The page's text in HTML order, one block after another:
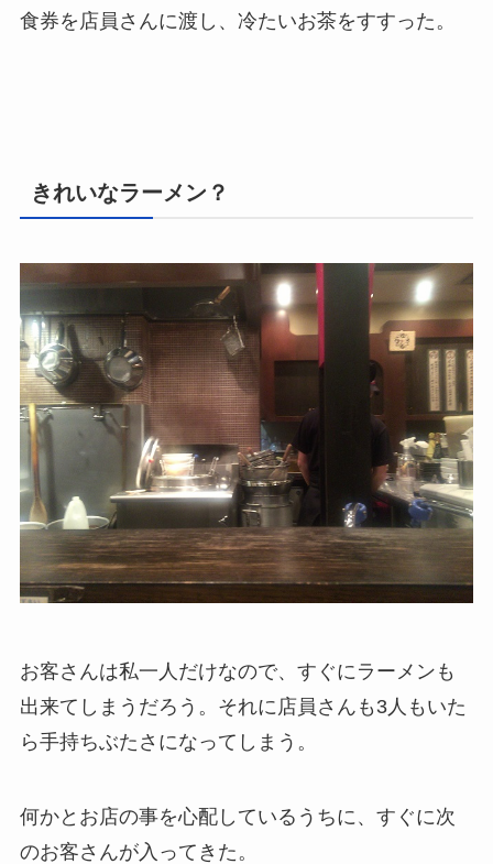
食券を店員さんに渡し、冷たいお茶をすすった。
きれいなラーメン？
お客さんは私一人だけなので、すぐにラーメンも
出来てしまうだろう。それに店員さんも3人もいた
ら手持ちぶたさになってしまう。
何かとお店の事を心配しているうちに、すぐに次
のお客さんが入ってきた。